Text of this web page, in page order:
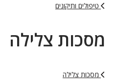
טיפולים ותיקונים
מסכות צלילה
מסכות צלילה